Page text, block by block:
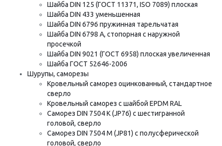
Шайба DIN 125 (ГОСТ 11371, ISO 7089) плоская
Шайба DIN 433 уменьшенная
Шайба DIN 6796 пружинная тарельчатая
Шайба DIN 6798 A, стопорная с наружной
просечкой
Шайба DIN 9021 (ГОСТ 6958) плоская увеличенная
Шайба ГОСТ 52646-2006
Шурупы, саморезы
Кровельный саморез оцинкованный, стандартное
сверло
Кровельный саморез с шайбой EPDM RAL
Саморез DIN 7504 K (JP76) с шестигранной
головой, сверло
Саморез DIN 7504 M (JP81) с полусферической
головой, сверло